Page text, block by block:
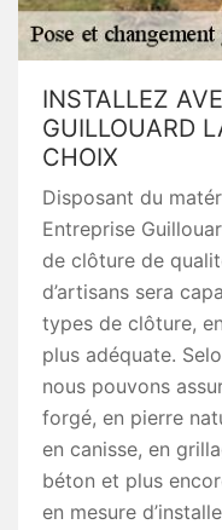
INSTALLEZ
GUILLOUARD
CHOIX
Disposant du
Entreprise
de clôture de
d’artisans sera
types de clôture,
plus adéquate.
nous pouvons
forgé, en pierre
en canisse, en
béton et plus
en mesure